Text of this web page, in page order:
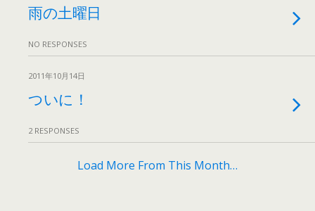
雨の土曜日
NO RESPONSES
2011年10月14日
ついに！
2 RESPONSES
Load More From This Month…